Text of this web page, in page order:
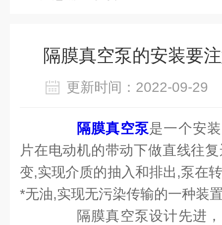
隔膜真空泵的安装要
更新时间：2022-09-
隔膜真空泵是一个安
片在电动机的带动下做直线往
变,实现介质的抽入和排出,泵在
*无油,实现无污染传输的一种装
隔膜真空泵设计先进，